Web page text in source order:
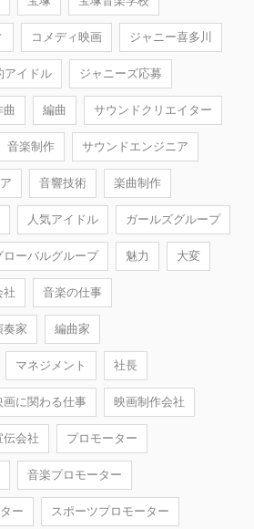
コメディ映画 ジャニー喜多川
アイドル ジャニーズ応募
曲 編曲 サウンドクリエイター
音楽制作 サウンドエンジニア
音響技術 楽曲制作
人気アイドル ガールズグループ
ローバルグループ 魅力 大変
社 音楽の仕事
奏家 編曲家
マネジメント 社長
画に関わる仕事 映画制作会社
伝会社 プロモーター
音楽プロモーター
ー スポーツプロモーター